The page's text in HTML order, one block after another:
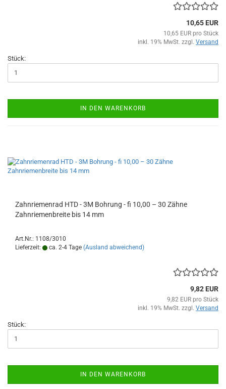
10,65 EUR
10,65 EUR pro Stück
inkl. 19% MwSt. zzgl. Versand
Stück:
IN DEN WARENKORB
Zahnriemenrad HTD - 3M Bohrung - fi 10,00 – 30 Zähne
Zahnriemenbreite bis 14 mm
Art.Nr.: 1108/3010
Lieferzeit:
ca. 2-4 Tage (Ausland abweichend)
9,82 EUR
9,82 EUR pro Stück
inkl. 19% MwSt. zzgl. Versand
Stück:
IN DEN WARENKORB